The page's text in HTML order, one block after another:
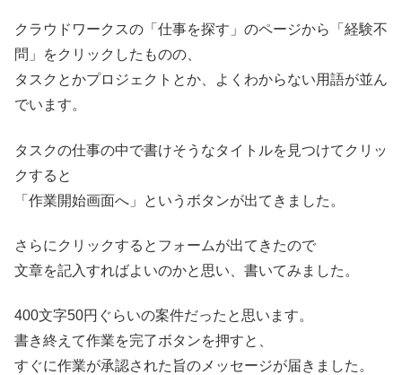
クラウドワークスの「仕事を探す」のページから「経験不
問」をクリックしたものの、
タスクとかプロジェクトとか、よくわからない用語が並ん
でいます。
タスクの仕事の中で書けそうなタイトルを見つけてクリッ
クすると
「作業開始画面へ」というボタンが出てきました。
さらにクリックするとフォームが出てきたので
文章を記入すればよいのかと思い、書いてみました。
400文字50円ぐらいの案件だったと思います。
書き終えて作業を完了ボタンを押すと、
すぐに作業が承認された旨のメッセージが届きました。